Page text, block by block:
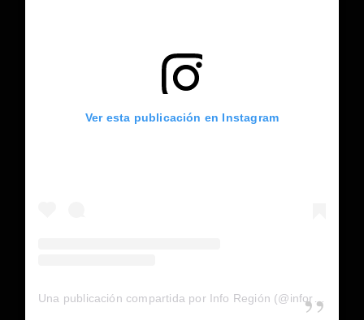
Ver esta publicación en Instagram